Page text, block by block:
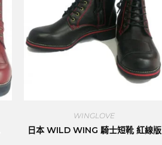
WINGLOVE
日本 WILD WING 騎士短靴 紅線版